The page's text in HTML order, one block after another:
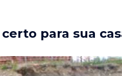
para sua